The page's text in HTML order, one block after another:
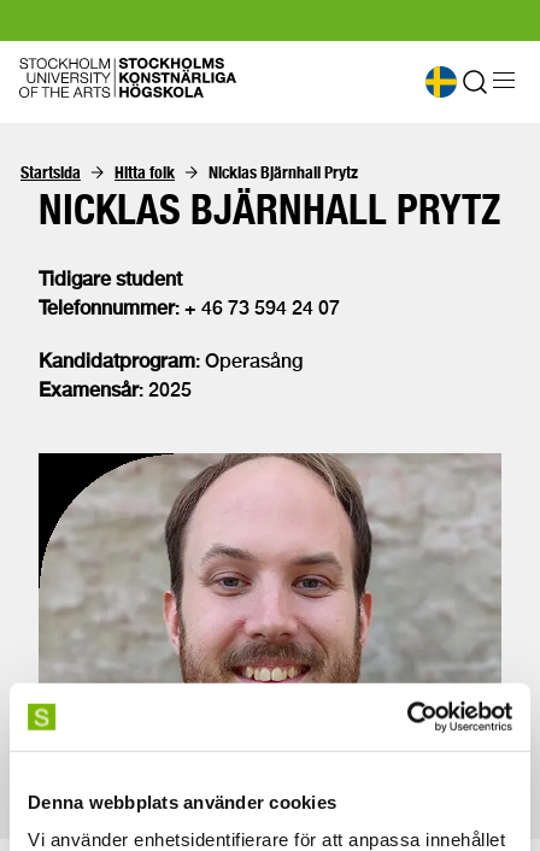
Denna webbplats använder cookies
Vi använder enhetsidentifierare för att anpassa innehållet
Startsida Hitta folk Nicklas Bjärnhall Prytz
NICKLAS BJÄRNHALL PRYTZ
Tidigare student
Telefonnummer: + 46 73 594 24 07
Kandidatprogram: Operasång
Examensår: 2025